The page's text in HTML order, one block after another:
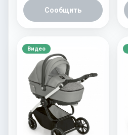
Сообщить
Видео